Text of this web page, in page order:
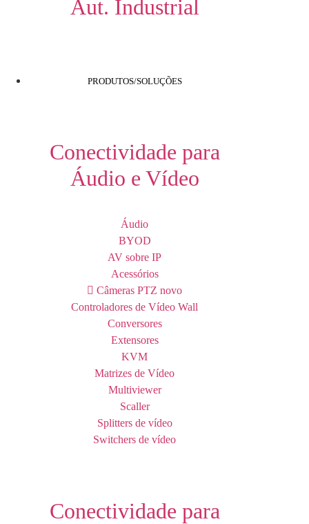
Aut. Industrial
PRODUTOS/SOLUÇÕES
Conectividade para
Áudio e Vídeo
Áudio
BYOD
AV sobre IP
Acessórios
Câmeras PTZ novo
Controladores de Vídeo Wall
Conversores
Extensores
KVM
Matrizes de Vídeo
Multiviewer
Scaller
Splitters de vídeo
Switchers de vídeo
Conectividade para